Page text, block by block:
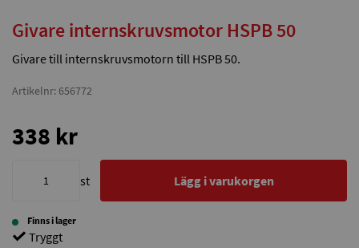
Givare internskruvsmotor HSPB 50
Givare till internskruvsmotorn till HSPB 50.
Artikelnr: 656772
338 kr
st Lägg i varukorgen
Finns i lager
Tryggt